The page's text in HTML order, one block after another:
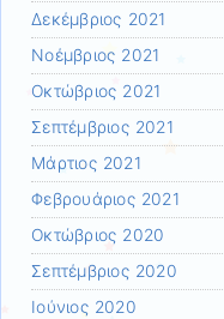
Δεκέμβριος 2021
Νοέμβριος 2021
Οκτώβριος 2021
Σεπτέμβριος 2021
Μάρτιος 2021
Φεβρουάριος 2021
Οκτώβριος 2020
Σεπτέμβριος 2020
Ιούνιος 2020